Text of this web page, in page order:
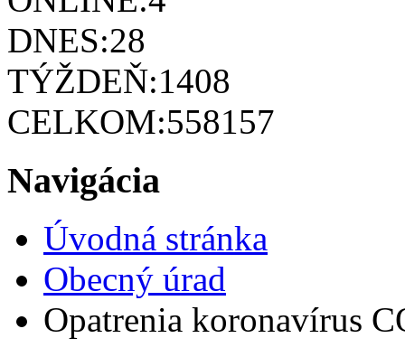
DNES:28
TÝŽDEŇ:1408
CELKOM:558157
Navigácia
Úvodná stránka
Obecný úrad
Opatrenia koronavírus